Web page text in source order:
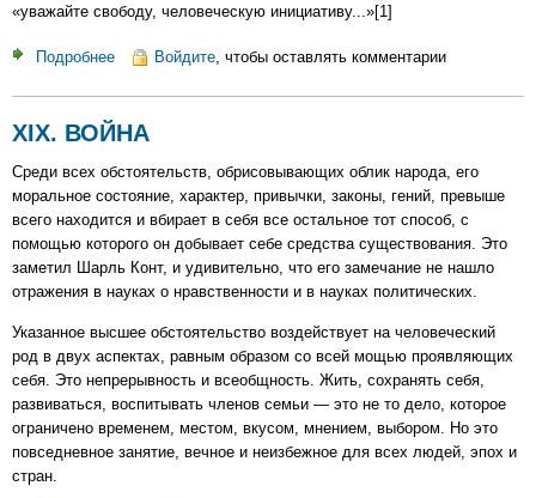
«уважайте свободу, человеческую инициативу...»[1]
Подробнее Войдите, чтобы оставлять комментарии
XIX. ВОЙНА
Среди всех обстоятельств, обрисовывающих облик народа, его
моральное состояние, характер, привычки, законы, гений, превыше
всего находится и вбирает в себя все остальное тот способ, с
помощью которого он добывает себе средства существования. Это
заметил Шарль Конт, и удивительно, что его замечание не нашло
отражения в науках о нравственности и в науках политических.
Указанное высшее обстоятельство воздействует на человеческий
род в двух аспектах, равным образом со всей мощью проявляющих
себя. Это непрерывность и всеобщность. Жить, сохранять себя,
развиваться, воспитывать членов семьи — это не то дело, которое
ограничено временем, местом, вкусом, мнением, выбором. Но это
повседневное занятие, вечное и неизбежное для всех людей, эпох и
стран.